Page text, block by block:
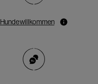
Hunde willkommen